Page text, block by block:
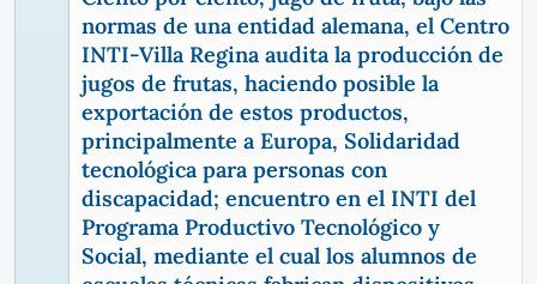
normas de una entidad alemana, el Centro
INTI-Villa Regina audita la producción de
jugos de frutas, haciendo posible la
exportación de estos productos,
principalmente a Europa, Solidaridad
tecnológica para personas con
discapacidad; encuentro en el INTI del
Programa Productivo Tecnológico y
Social, mediante el cual los alumnos de